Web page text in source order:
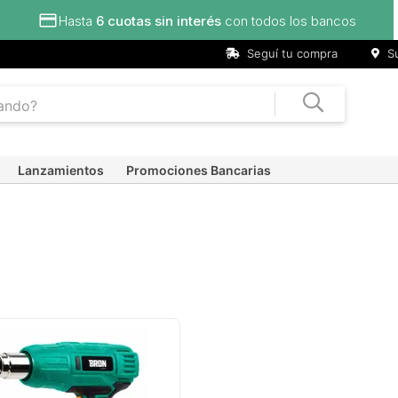
Hasta 6 cuotas sin interés con todos los bancos
Seguí tu compra
Lanzamientos Promociones Bancarias